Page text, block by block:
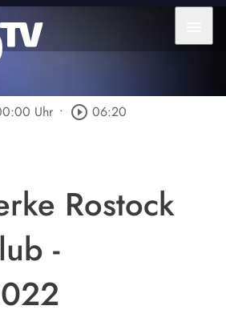
Uhr • play_circle_outline 06:20
Rostock
-